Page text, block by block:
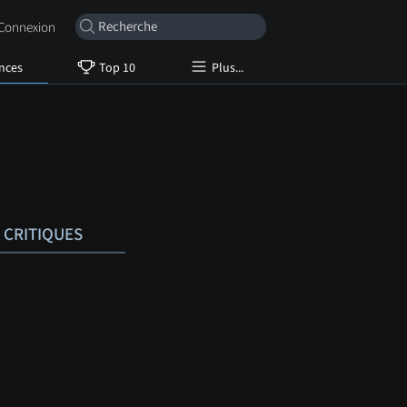
Top 10 Plus...
CRITIQUES